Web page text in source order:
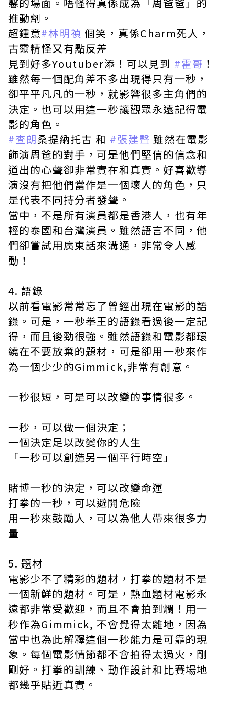
推動劑。
超鍾意#林明禎 個笑，真係Charm死人，
古靈精怪又有點反差
見到好多Youtuber添！可以見到 #霍哥 ！
雖然每一個配角差不多出現得只有一秒，
卻平平凡凡的一秒，就影響很多主角們的
決定。也可以用這一秒讓觀眾永遠記得電
影的角色。
#查朗桑提納托古 和 #張建聲 雖然在電影
飾演周爸的對手，可是他們堅信的信念和
道出的心聲卻非常實在和真實。好喜歡導
演沒有把他們當作是一個壞人的角色，只
是代表不同持分者發聲。
當中，不是所有演員都是香港人，也有年
輕的泰國和台灣演員。雖然語言不同，他
們卻嘗試用廣東話來溝通，非常令人感
動！
4. 語錄
以前看電影常常忘了曾經出現在電影的語
錄。可是，一秒拳王的語錄看過後一定記
得，而且後勁很強。雖然語錄和電影都環
繞在不要放棄的題材，可是卻用一秒來作
為一個少少的Gimmick,非常有創意。
一秒很短，可是可以改變的事情很多。
一秒，可以做一個決定；
一個決定足以改變你的人生
「一秒可以創造另一個平行時空」
賭博一秒的決定，可以改變命運
打拳的一秒，可以避開危險
用一秒來鼓勵人，可以為他人帶來很多力
量
5. 題材
電影少不了精彩的題材，打拳的題材不是
一個新鮮的題材。可是，熱血題材電影永
遠都非常受歡迎，而且不會拍到爛！用一
秒作為Gimmick, 不會覺得太離地，因為
當中也為此解釋這個一秒能力是可靠的現
象。每個電影情節都不會拍得太過火，剛
剛好。打拳的訓練、動作設計和比賽場地
都幾乎貼近真實。